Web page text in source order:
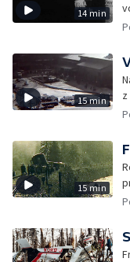
14 min
15 min
15 min